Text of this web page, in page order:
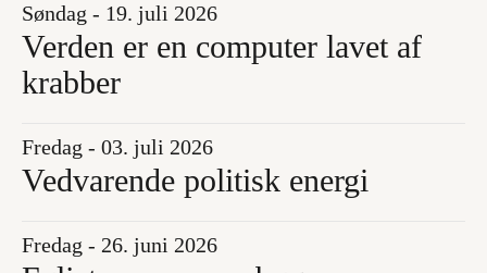
Søndag - 19. juli 2026
Verden er en computer lavet af
krabber
Fredag - 03. juli 2026
Vedvarende politisk energi
Fredag - 26. juni 2026